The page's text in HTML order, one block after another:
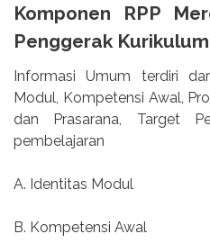
Komponen RPP
Penggerak
Informasi Umum terdiri
Modul, Kompetensi Awal,
dan Prasarana, Target
pembelajaran
A. Identitas Modul
B. Kompetensi Awal